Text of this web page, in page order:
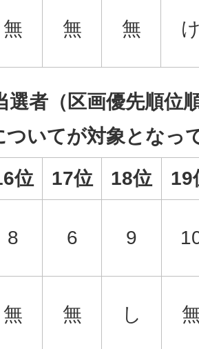
無 無 無
選者（区画優先順位
ついてが対象となっ
位 17位 18位
19
8 6 9
無 無 し